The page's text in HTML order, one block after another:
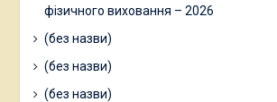
фізичного виховання – 2026
(без назви)
(без назви)
(без назви)